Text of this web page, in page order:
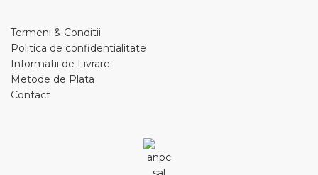
Termeni & Conditii
Politica de confidentialitate
Informatii de Livrare
Metode de Plata
Contact